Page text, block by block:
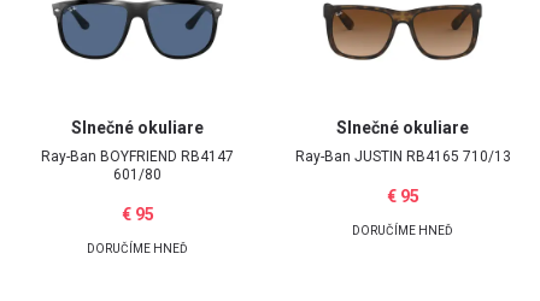
Slnečné okuliare
Ray-Ban BOYFRIEND RB4147
601/80
€ 95
DORUČÍME HNEĎ
Slnečné okuliare
Ray-Ban JUSTIN RB4165 710/13
€ 95
DORUČÍME HNEĎ